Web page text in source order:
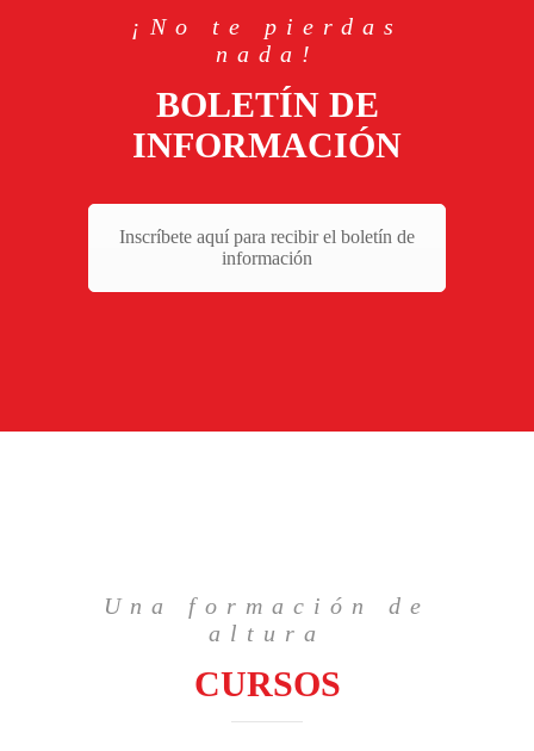
¡No te pierdas
nada!
BOLETÍN DE
INFORMACIÓN
Inscríbete aquí para recibir el boletín de
información
Una formación de
altura
CURSOS